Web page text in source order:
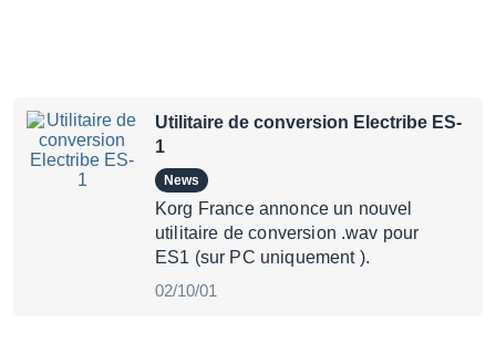
Utilitaire de conversion Electribe ES-
1
News
Korg France annonce un nouvel
utilitaire de conversion .wav pour
ES1 (sur PC uniquement ).
02/10/01